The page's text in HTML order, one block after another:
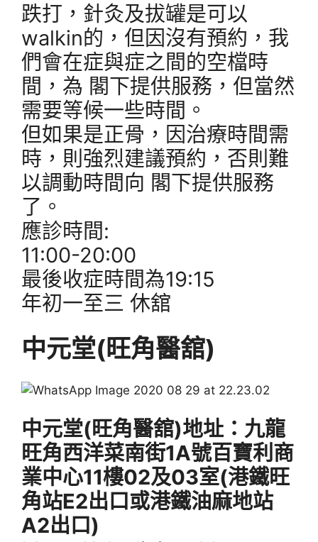
跌打，針灸及拔罐是可以
walkin的，但因沒有預約，我
們會在症與症之間的空檔時
間，為 閣下提供服務，但當然
需要等候一些時間。
但如果是正骨，因治療時間需
時，則強烈建議預約，否則難
以調動時間向 閣下提供服務
了。
應診時間:
11:00-20:00
最後收症時間為19:15
年初一至三 休舘
中元堂(旺角醫舘)
中元堂(旺角醫舘)地址：九龍
旺角西洋菜南街1A號百寶利商
業中心11樓02及03室(港鐵旺
角站E2出口或港鐵油麻地站
A2出口)